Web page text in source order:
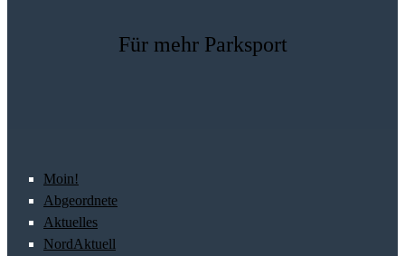
Für mehr Parksport
Moin!
Abgeordnete
Aktuelles
NordAktuell